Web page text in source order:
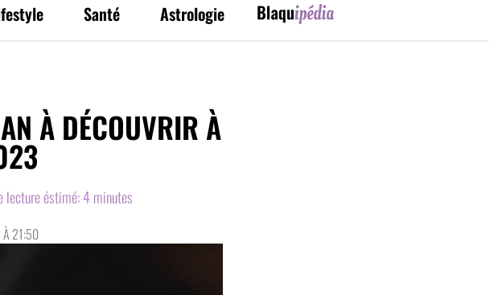
Santé Astrologie
À DÉCOUVRIR À
lecture éstimé:4minutes
À 21:50